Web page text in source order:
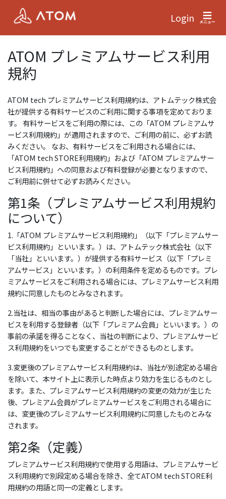
Login
ATOM プレミアムサービス利用
規約
ATOM tech プレミアムサービス利用規約は、アトムテック株式会
社が提供する有料サービスのご利用に関する事項を定めておりま
す。 有料サービスをご利用の際には、この「ATOM プレミアムサ
ービス利用規約」が適用されますので、ご利用の前に、必ずお読
みください。 なお、有料サービスをご利用される場合には、
「ATOM tech STORE利用規約」および「ATOM プレミアムサー
ビス利用規約」への同意および有料登録が必要となりますので、
ご利用前に併せて必ずお読みください。
第1条（プレミアムサービス利用規約
について）
1.「ATOM プレミアムサービス利用規約」（以下「プレミアムサー
ビス利用規約」といいます。）は、アトムテック株式会社（以下
「当社」といいます。）が提供する有料サービス（以下「プレミ
アムサービス」といいます。）の利用条件を定めるものです。プレ
ミアムサービスをご利用される場合には、プレミアムサービス利用
規約に同意したものとみなされます。
2.当社は、相当の事由があると判断した場合には、プレミアムサー
ビスを利用する登録者（以下「プレミアム会員」といいます。）の
事前の承諾を得ることなく、当社の判断により、プレミアムサービ
ス利用規約をいつでも変更することができるものとします。
3.変更後のプレミアムサービス利用規約は、当社が別途定める場合
を除いて、本サイト上に表示した時点より効力を生じるものとし
ます。また、プレミアムサービス利用規約の変更の効力が生じた
後、プレミアム会員がプレミアムサービスをご利用される場合に
は、変更後のプレミアムサービス利用規約に同意したものとみな
されます。
第2条（定義）
プレミアムサービス利用規約で使用する用語は、プレミアムサービ
ス利用規約で別段定める場合を除き、全てATOM tech STORE利
用規約の用語と同一の定義とします。